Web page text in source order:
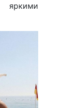
яркими